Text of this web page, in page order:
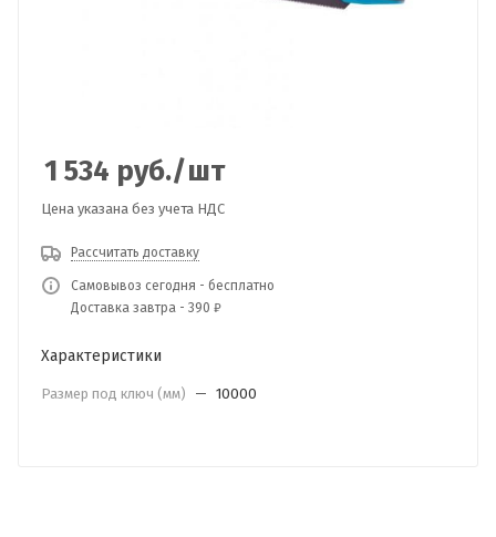
1 534 руб./шт
Цена указана без учета НДС
Рассчитать доставку
Самовывоз сегодня - бесплатно
Доставка завтра - 390 ₽
Характеристики
Размер под ключ (мм) — 10000